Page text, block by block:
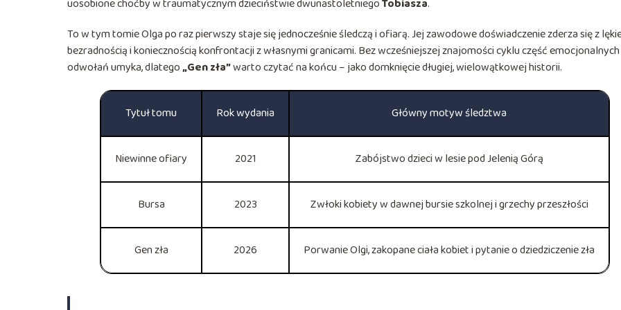
uosobione choćby w traumatycznym dzieciństwie dwunastoletniegoTobiasza.
To w tym tomie Olga po raz pierwszy staje się jednocześnie śledczą i ofiarą. Jej zawodowe doświadczenie zderza się z
bezradnością i koniecznością konfrontacji z własnymi granicami. Bez wcześniejszej znajomości cyklu część emocjonalnych
odwołań umyka, dlatego„Gen zła”warto czytać na końcu – jako domknięcie długiej, wielowątkowej historii.
Tytuł tomu Rok wydania Główny motyw śledztwa
Niewinne ofiary 2021 Zabójstwo dzieci w lesie pod Jelenią Górą
Bursa 2023 Zwłoki kobiety w dawnej bursie szkolnej i grzechy przeszłości
Gen zła 2026 Porwanie Olgi, zakopane ciała kobiet i pytanie o dziedziczenie zła